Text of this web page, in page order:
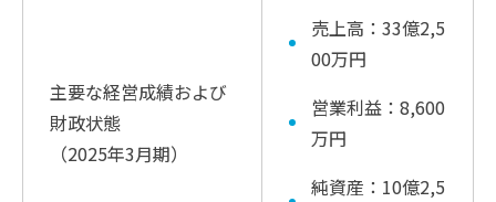
主要な経営成績および
財政状態
（2025年3月期）
売上高：33億2,5
00万円
営業利益：8,600
万円
純資産：10億2,5